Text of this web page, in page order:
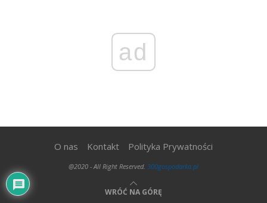
ad
O nas Kontakt Polityka Prywatności
@2020 - All Right Reserved. 300gospodarka.pl
WRÓĆ NA GÓRĘ